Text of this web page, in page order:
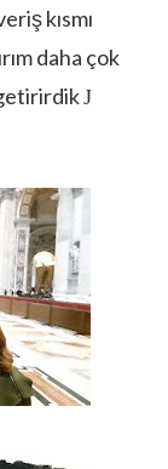
kısmı
daha çok
J